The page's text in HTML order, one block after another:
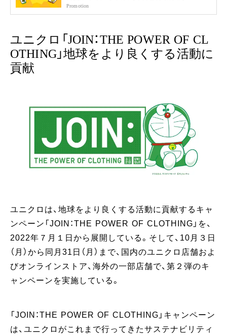
Promotion
ユニクロ「JOIN：THE POWER OF CL
OTHING」地球をより良くする活動に
貢献
ユニクロは、地球をより良くする活動に貢献するキャ
ンペーン「JOIN：THE POWER OF CLOTHING」を、
2022年７月１日から展開している。そして、10月３日
（月）から同月31日（月）まで、国内のユニクロ店舗およ
びオンラインストア、海外の一部店舗で、第２弾のキ
ャンペーンを実施している。
「JOIN：THE POWER OF CLOTHING」キャンペーン
は、ユニクロがこれまで行ってきたサステナビリティ